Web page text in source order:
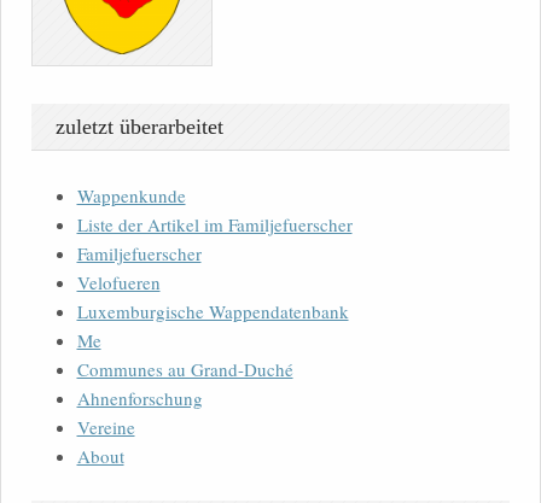
zuletzt überarbeitet
Wappenkunde
Liste der Artikel im Familjefuerscher
Familjefuerscher
Velofueren
Luxemburgische Wappendatenbank
Me
Communes au Grand-Duché
Ahnenforschung
Vereine
About